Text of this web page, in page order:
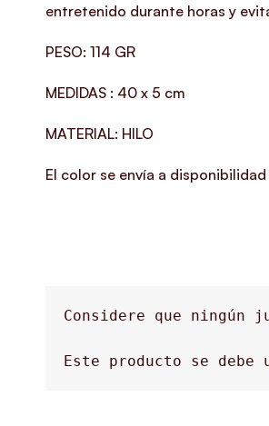
entretenido durante horas y
PESO: 114 GR
MEDIDAS : 40 x 5 cm
MATERIAL: HILO
El color se envía a
Considere que ningún
Este producto se